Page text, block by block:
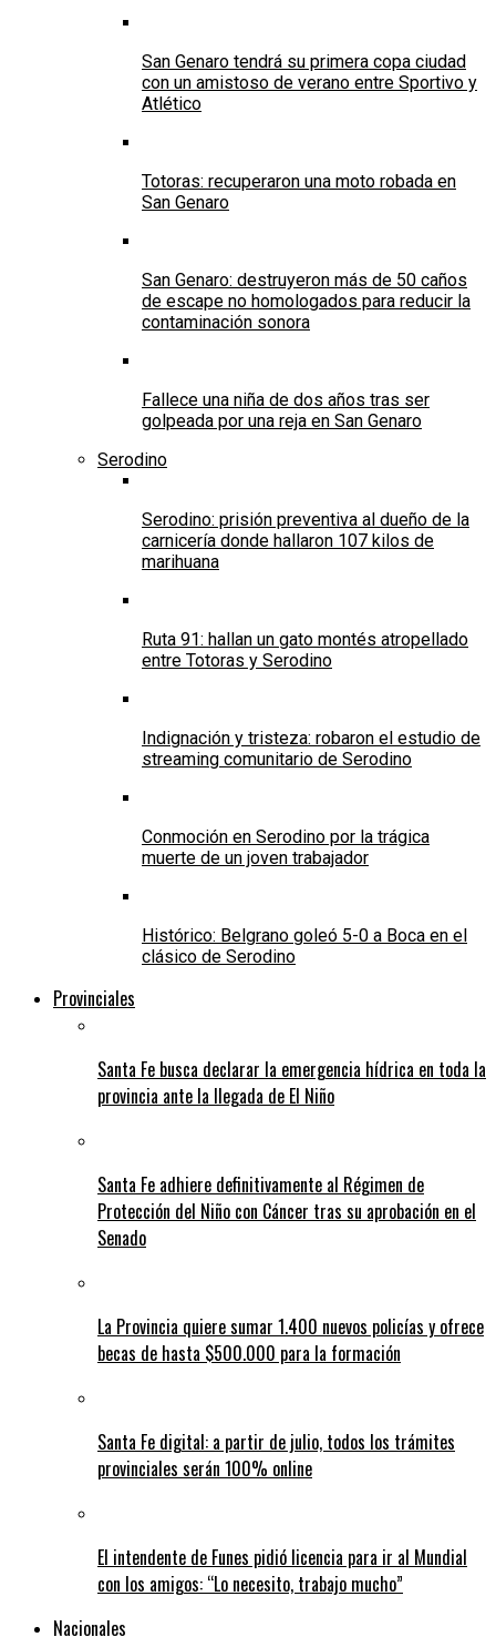
San Genaro tendrá su primera copa ciudad
con un amistoso de verano entre Sportivo y
Atlético
Totoras: recuperaron una moto robada en
San Genaro
San Genaro: destruyeron más de 50 caños
de escape no homologados para reducir la
contaminación sonora
Fallece una niña de dos años tras ser
golpeada por una reja en San Genaro
Serodino
Serodino: prisión preventiva al dueño de la
carnicería donde hallaron 107 kilos de
marihuana
Ruta 91: hallan un gato montés atropellado
entre Totoras y Serodino
Indignación y tristeza: robaron el estudio de
streaming comunitario de Serodino
Conmoción en Serodino por la trágica
muerte de un joven trabajador
Histórico: Belgrano goleó 5-0 a Boca en el
clásico de Serodino
Provinciales
Santa Fe busca declarar la emergencia hídrica en toda la
provincia ante la llegada de El Niño
Santa Fe adhiere definitivamente al Régimen de
Protección del Niño con Cáncer tras su aprobación en el
Senado
La Provincia quiere sumar 1.400 nuevos policías y ofrece
becas de hasta $500.000 para la formación
Santa Fe digital: a partir de julio, todos los trámites
provinciales serán 100% online
El intendente de Funes pidió licencia para ir al Mundial
con los amigos: “Lo necesito, trabajo mucho”
Nacionales